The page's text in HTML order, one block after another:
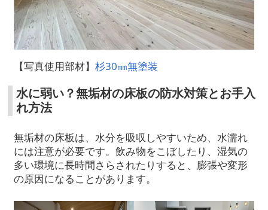
【写真使用部材】杉30㎜無塗装
水に弱い？無垢材の床板の防水対策とお手入
れ方法
無垢材の床板は、水分を吸収しやすいため、水濡れ
には注意が必要です。飲み物をこぼしたり、湿気の
多い環境に長時間さらされたりすると、膨張や変形
の原因になることがあります。